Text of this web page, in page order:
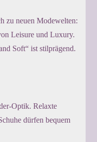
zu neuen Modewelten:
Leisure und Luxury.
Soft“ ist stilprägend.
Optik. Relaxte
dürfen bequem